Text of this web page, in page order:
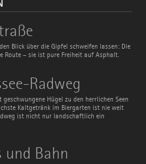
Blick über die Gipfel schweifen lassen: Die
Route – sie ist pure Freiheit auf Asphalt.
Radweg
Hügel zu den herrlichen Seen
Kaltgetränk im Biergarten ist nie weit
ist nicht nur landschaftlich ein
und Bahn